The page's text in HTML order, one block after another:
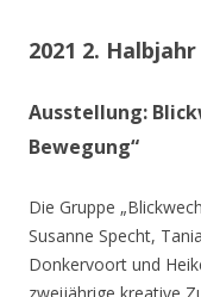
2021 2. Halbjahr
Ausstellung:
Bewegung“
Die Gruppe
Susanne Specht,
Donkervoort und